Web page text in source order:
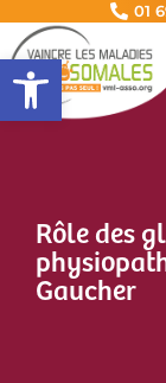
Ouvrir la barre d’outils
01
Rôle des
Gaucher